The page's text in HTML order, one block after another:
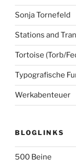
Sonja Tornefeld
Stations and
Tortoise (Torb/
Typografische
Werkabenteuer
BLOGLINKS
500 Beine